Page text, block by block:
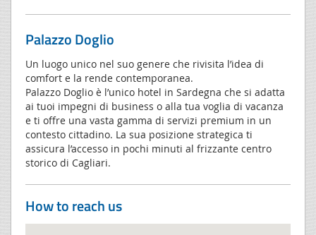
Palazzo Doglio
Un luogo unico nel suo genere che rivisita l’idea di
comfort e la rende contemporanea.
Palazzo Doglio è l’unico hotel in Sardegna che si adatta
ai tuoi impegni di business o alla tua voglia di vacanza
e ti offre una vasta gamma di servizi premium in un
contesto cittadino. La sua posizione strategica ti
assicura l’accesso in pochi minuti al frizzante centro
storico di Cagliari.
How to reach us